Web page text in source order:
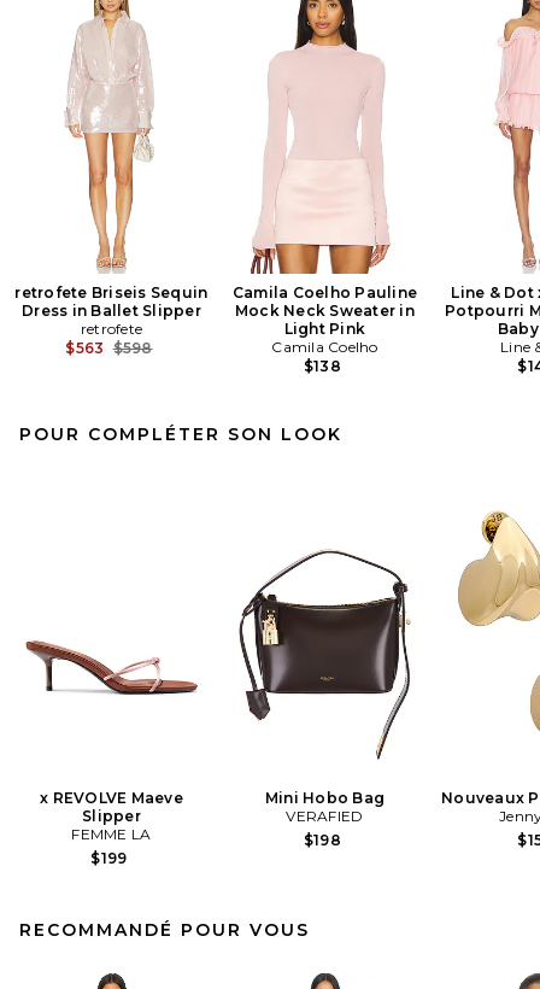
retrofete Briseis Sequin
Dress in Ballet Slipper
retrofete
$563 Previous price:
$598
Camila Coelho Pauline
Mock Neck Sweater in
Light Pink
Camila Coelho
$138
Line & Dot
Potpourri
Line
POUR COMPLÉTER SON LOOK
x REVOLVE Maeve
Slipper
FEMME LA
$199
Mini Hobo Bag
VERAFIED
$198
Nouveaux
RECOMMANDÉ POUR VOUS